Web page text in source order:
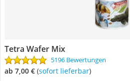
Tetra Wafer Mix
5196 Bewertungen
ab 7,00 € ( Sofort lieferbar)